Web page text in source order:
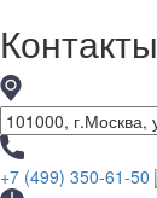
Контакты
+7 (499) 350-61-50